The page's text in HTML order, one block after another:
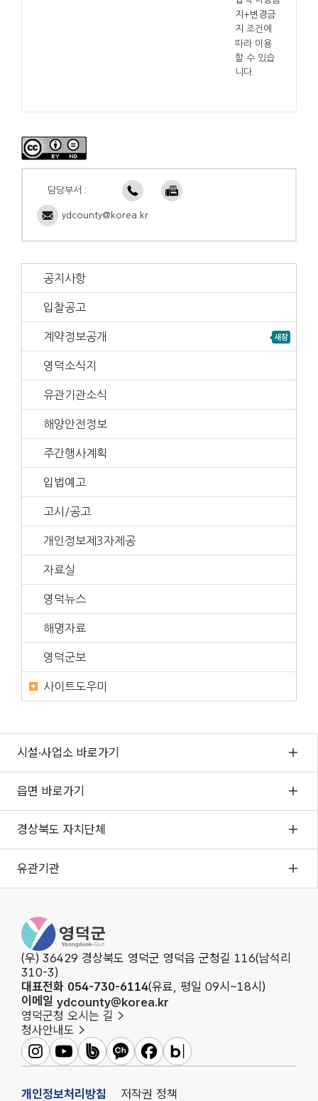
지+변경금
지 조건에
따라 이용
할 수 있습
니다.
담당부서 :
ydcounty@korea.kr
공지사항
입찰공고
계약정보공개
영덕소식지
유관기관소식
해양안전정보
주간행사계획
입법예고
고시/공고
개인정보제3자제공
자료실
영덕뉴스
해명자료
영덕군보
사이트도우미
시설·사업소 바로가기
읍면 바로가기
경상북도 자치단체
유관기관
영덕군청
(우) 36429 경상북도 영덕군 영덕읍 군청길 116(남석리
310-3)
대표전화 054-730-6114(유료, 평일 09시~18시)
이메일 ydcounty@korea.kr
영덕군청 오시는 길
청사안내도
영덕군인스타그램
영덕군유튜브영덕군밴드영덕군카카오채널
영덕군페이스북
영덕군블로그
개인정보처리방침 저작권 정책